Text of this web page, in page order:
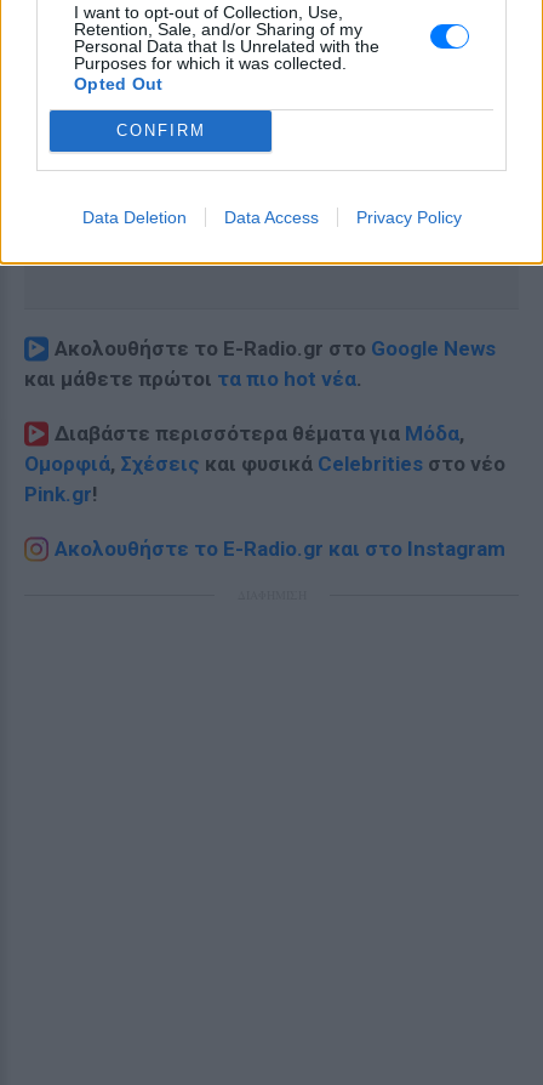
I want to opt-out of Collection, Use,
Retention, Sale, and/or Sharing of my
Personal Data that Is Unrelated with the
Purposes for which it was collected.
Opted Out
CONFIRM
Data Deletion Data Access Privacy Policy
Ακολουθήστε το E-Radio.gr στο Google News
και μάθετε πρώτοι τα πιο hot νέα.
Διαβάστε περισσότερα θέματα για Μόδα,
Ομορφιά, Σχέσεις και φυσικά Celebrities στο νέο
Pink.gr!
Ακολουθήστε το E-Radio.gr και στο Instagram